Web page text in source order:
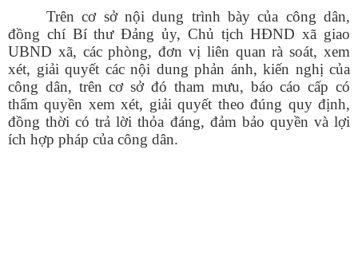
Trên cơ sở nội dung trình bày của công dân,
đồng chí Bí thư Đảng ủy, Chủ tịch HĐND xã giao
UBND xã, các phòng, đơn vị liên quan rà soát, xem
xét, giải quyết các nội dung phản ánh, kiến nghị của
công dân, trên cơ sở đó tham mưu, báo cáo cấp có
thẩm quyền xem xét, giải quyết theo đúng quy định,
đồng thời có trả lời thỏa đáng, đảm bảo quyền và lợi
ích hợp pháp của công dân.